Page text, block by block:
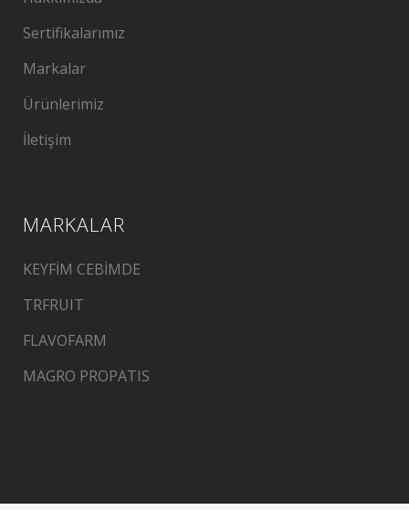
Sertifikalarımız
Markalar
Ürünlerimiz
İletişim
MARKALAR
KEYFİM CEBİMDE
TRFRUIT
FLAVOFARM
MAGRO PROPATIS